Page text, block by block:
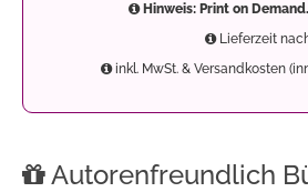
Hinweis: Print on
Lieferzeit
inkl. MwSt. & Versandkosten
Autorenfreundlich